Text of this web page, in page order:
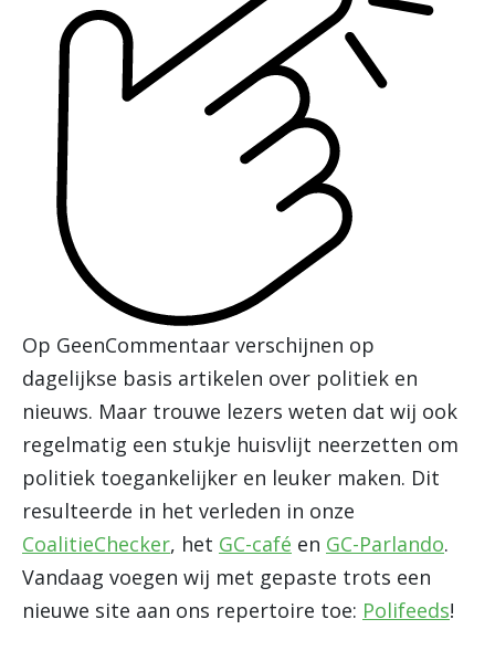
Op GeenCommentaar verschijnen op
dagelijkse basis artikelen over politiek en
nieuws. Maar trouwe lezers weten dat wij ook
regelmatig een stukje huisvlijt neerzetten om
politiek toegankelijker en leuker maken. Dit
resulteerde in het verleden in onze
CoalitieChecker, het GC-café en GC-Parlando.
Vandaag voegen wij met gepaste trots een
nieuwe site aan ons repertoire toe: Polifeeds!